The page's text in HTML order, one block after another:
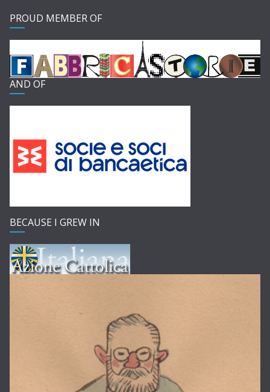
PROUD MEMBER OF
AND OF
BECAUSE I GREW IN